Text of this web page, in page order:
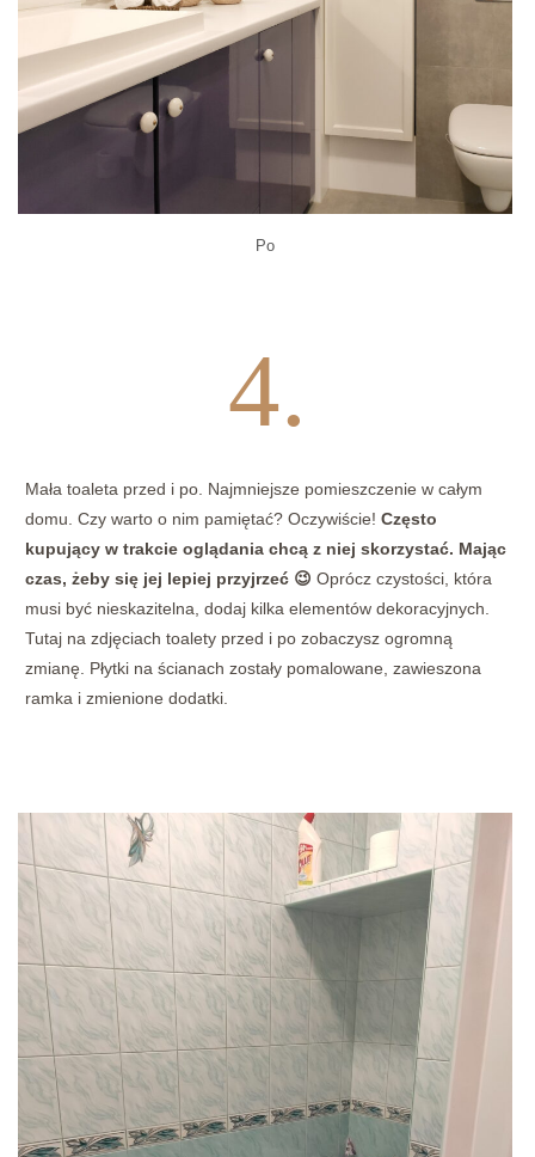
Po
4.
Mała toaleta przed i po. Najmniejsze pomieszczenie w całym
domu. Czy warto o nim pamiętać? Oczywiście! Często
kupujący w trakcie oglądania chcą z niej skorzystać. Mając
czas, żeby się jej lepiej przyjrzeć 😉 Oprócz czystości, która
musi być nieskazitelna, dodaj kilka elementów dekoracyjnych.
Tutaj na zdjęciach toalety przed i po zobaczysz ogromną
zmianę. Płytki na ścianach zostały pomalowane, zawieszona
ramka i zmienione dodatki.